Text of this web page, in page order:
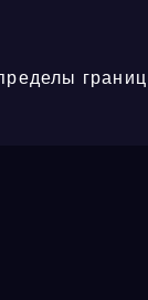
границ